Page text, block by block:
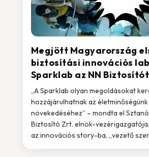
Megjött Magyarország
biztosítási innovációs
Sparklab az NN
„A Sparklab olyan megoldásokat
hozzájárulhatnak az életminőségünk
növekedéséhez” – mondta el Sztanó
Biztosító Zrt. elnök-vezérigazgatója.
az innovációs story-ba, „vezető